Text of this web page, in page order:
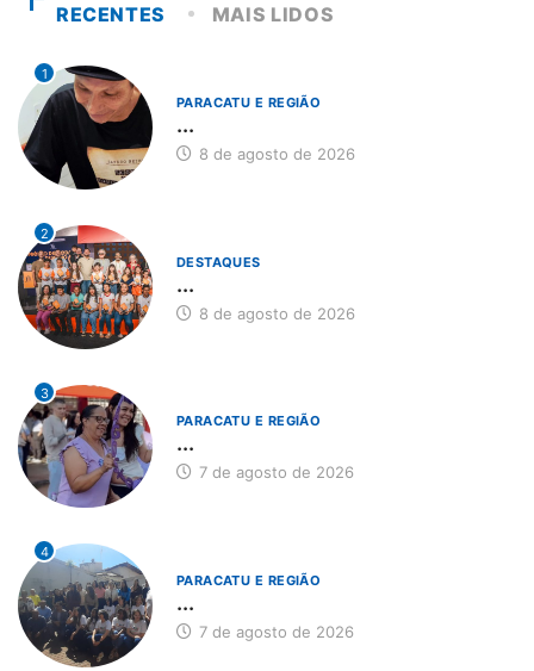
RECENTES MAIS LIDOS
1
PARACATU E REGIÃO
...
8 de agosto de 2026
2
DESTAQUES
...
8 de agosto de 2026
3
PARACATU E REGIÃO
...
7 de agosto de 2026
4
PARACATU E REGIÃO
...
7 de agosto de 2026